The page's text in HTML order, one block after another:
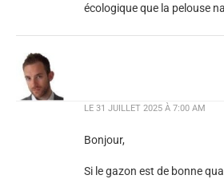
écologique que la pelouse
LE 31 JUILLET 2025 À 7:00 AM
Bonjour,
Si le gazon est de bonne